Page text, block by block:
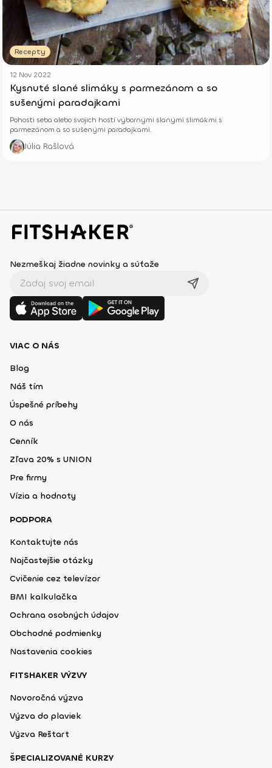
Recepty
12 Nov 2022
Kysnuté slané slimáky s parmezánom a so
sušenými paradajkami
Pohosti seba alebo svojich hostí výbornými slanými slimákmi s
parmezánom a so sušenými paradajkami.
Júlia Rašlová
Nezmeškaj žiadne novinky a súťaže
VIAC O NÁS
Blog
Náš tím
Úspešné príbehy
O nás
Cenník
Zľava 20% s UNION
Pre firmy
Vízia a hodnoty
PODPORA
Kontaktujte nás
Najčastejšie otázky
Cvičenie cez televízor
BMI kalkulačka
Ochrana osobných údajov
Obchodné podmienky
Nastavenia cookies
FITSHAKER VÝZVY
Novoročná výzva
Výzva do plaviek
Výzva Reštart
ŠPECIALIZOVANÉ KURZY